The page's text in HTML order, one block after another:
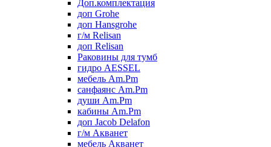
Доп.комплектация
доп Grohe
доп Hansgrohe
г/м Relisan
доп Relisan
Раковины для тумб
гидро AESSEL
мебель Am.Pm
санфаянс Am.Pm
души Am.Pm
кабины Am.Pm
доп Jacob Delafon
г/м Акванет
мебель Акванет